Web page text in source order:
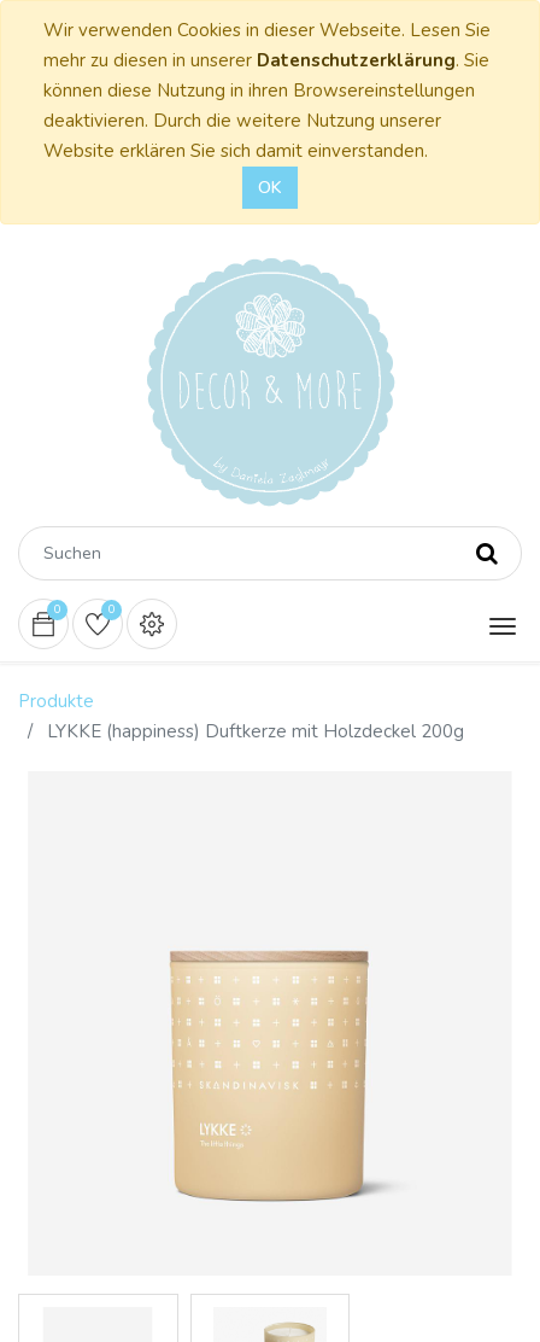
Wir verwenden Cookies in dieser Webseite. Lesen Sie
mehr zu diesen in unserer Datenschutzerklärung. Sie
können diese Nutzung in ihren Browsereinstellungen
deaktivieren. Durch die weitere Nutzung unserer
Website erklären Sie sich damit einverstanden.
OK
0 0
Produkte
LYKKE (happiness) Duftkerze mit Holzdeckel 200g